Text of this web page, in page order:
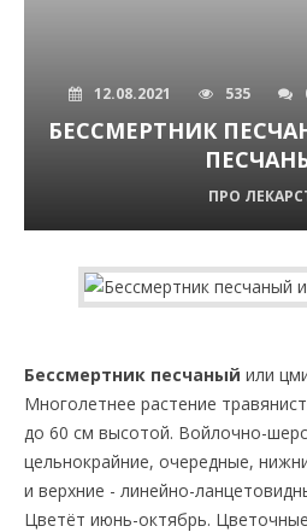
12.08.2021 535
БЕССМЕРТНИК
ПРО
Бессмертник песчаный или
Многолетнее растение
до 60 см высотой. Войлочно-
цельнокрайние, очередные,
и верхние - линейно-
Цветёт июнь-октябрь.